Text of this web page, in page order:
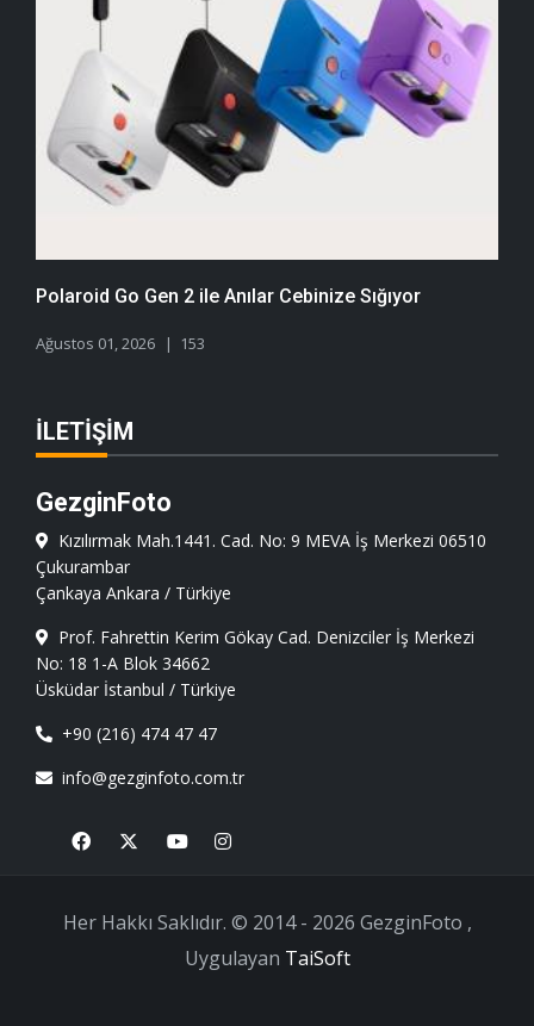
Polaroid Go Gen 2 ile Anılar Cebinize Sığıyor
Ağustos 01, 2026 153
İLETIŞIM
GezginFoto
Kızılırmak Mah.1441. Cad. No: 9 MEVA İş Merkezi 06510
Çukurambar
Çankaya Ankara / Türkiye
Prof. Fahrettin Kerim Gökay Cad. Denizciler İş Merkezi
No: 18 1-A Blok 34662
Üsküdar İstanbul / Türkiye
+90 (216) 474 47 47
info@gezginfoto.com.tr
Her Hakkı Saklıdır. © 2014 - 2026 GezginFoto ,
Uygulayan TaiSoft